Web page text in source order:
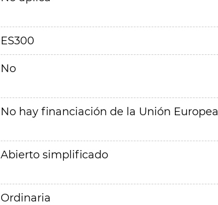
ES300
No
No hay financiación de la Unión Europea
Abierto simplificado
Ordinaria